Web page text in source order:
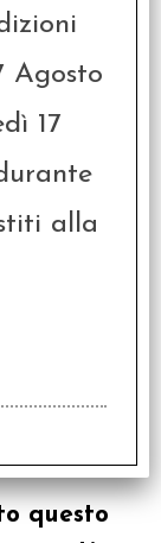
questo
Agosto
17
alla